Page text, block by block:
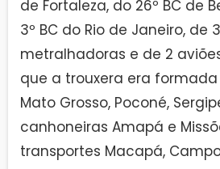
de Fortaleza, do 26º BC de
3º BC do Rio de Janeiro, de
metralhadoras e de 2
que a trouxera era formada
Mato Grosso, Poconé,
canhoneiras Amapá e
transportes Macapá,